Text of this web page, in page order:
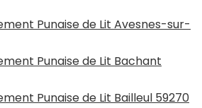
Punaise de Lit Avesnes-sur-
Punaise de Lit Bachant
Punaise de Lit Bailleul 59270